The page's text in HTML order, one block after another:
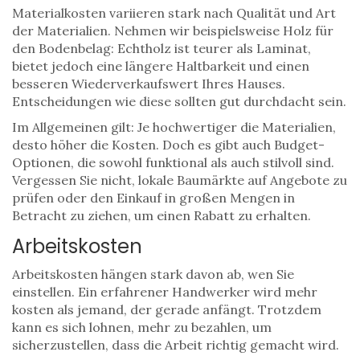
Materialkosten variieren stark nach Qualität und Art
der Materialien. Nehmen wir beispielsweise Holz für
den Bodenbelag: Echtholz ist teurer als Laminat,
bietet jedoch eine längere Haltbarkeit und einen
besseren Wiederverkaufswert Ihres Hauses.
Entscheidungen wie diese sollten gut durchdacht sein.
Im Allgemeinen gilt: Je hochwertiger die Materialien,
desto höher die Kosten. Doch es gibt auch Budget-
Optionen, die sowohl funktional als auch stilvoll sind.
Vergessen Sie nicht, lokale Baumärkte auf Angebote zu
prüfen oder den Einkauf in großen Mengen in
Betracht zu ziehen, um einen Rabatt zu erhalten.
Arbeitskosten
Arbeitskosten hängen stark davon ab, wen Sie
einstellen. Ein erfahrener Handwerker wird mehr
kosten als jemand, der gerade anfängt. Trotzdem
kann es sich lohnen, mehr zu bezahlen, um
sicherzustellen, dass die Arbeit richtig gemacht wird.